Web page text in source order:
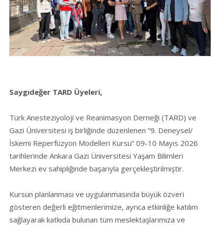
Saygıdeğer TARD Üyeleri,
Türk Anesteziyoloji ve Reanimasyon Derneği (TARD) ve
Gazi Üniversitesi iş birliğinde düzenlenen “9. Deneysel/
İskemi Reperfüzyon Modelleri Kursu” 09-10 Mayıs 2026
tarihlerinde Ankara Gazi Üniversitesi Yaşam Bilimleri
Merkezi ev sahipliğinde başarıyla gerçekleştirilmiştir.
Kursun planlanması ve uygulanmasında büyük özveri
gösteren değerli eğitmenlerimize, ayrıca etkinliğe katılım
sağlayarak katkıda bulunan tüm meslektaşlarımıza ve